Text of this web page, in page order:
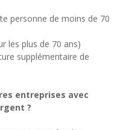
personne de moins de 70
les plus de 70 ans)
supplémentaire de
entreprises avec
?